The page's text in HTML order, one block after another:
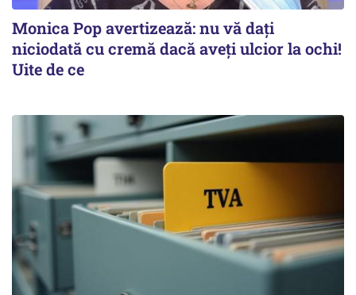
Monica Pop avertizează: nu vă dați
niciodată cu cremă dacă aveți ulcior la ochi!
Uite de ce